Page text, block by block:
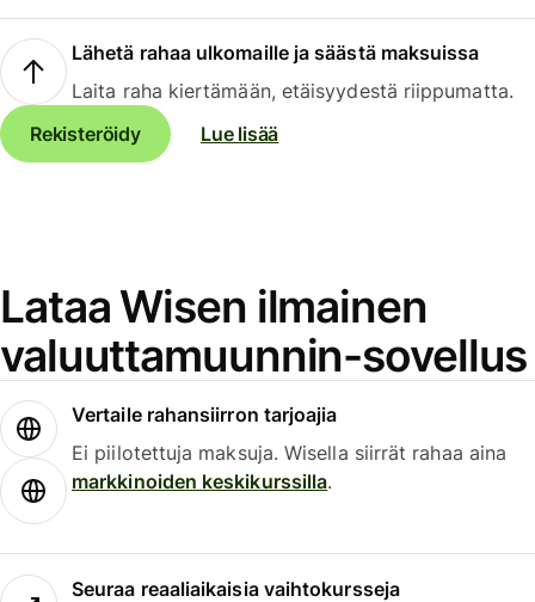
Lähetä rahaa ulkomaille ja säästä maksuissa
Laita raha kiertämään, etäisyydestä riippumatta.
Rekisteröidy
Lue lisää
Lataa Wisen ilmainen
valuuttamuunnin-sovellus
Vertaile rahansiirron tarjoajia
Ei piilotettuja maksuja. Wisella siirrät rahaa aina
markkinoiden keskikurssilla.
Seuraa reaaliaikaisia vaihtokursseja